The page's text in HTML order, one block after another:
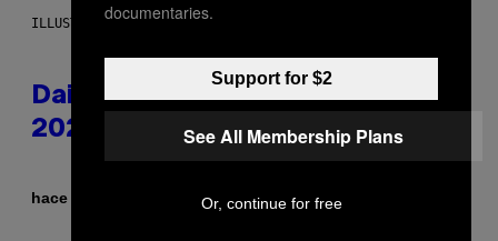
ILLUSTRATION BY REESA.
Daily Horoscope: August 10,
2026
hace 4 horas Ashley Fike
documentaries.
Support for $2
See All Membership Plans
Or, continue for free